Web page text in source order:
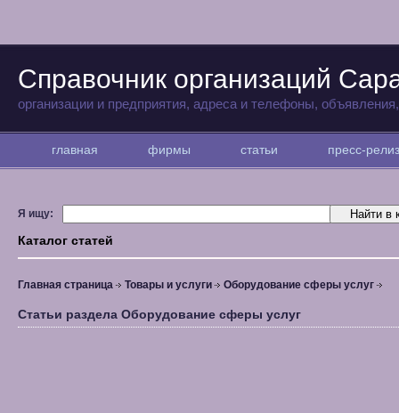
Справочник организаций
организации и предприятия, адреса и телефоны,
главная фирмы статьи пресс-
Я ищу:
Каталог статей
Главная страница Товары и услуги Оборудование сферы услуг
Статьи раздела Оборудование сферы услуг